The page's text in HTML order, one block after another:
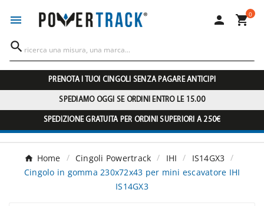
  0

PRENOTA I TUOI CINGOLI SENZA PAGARE ANTICIPI
SPEDIAMO OGGI SE ORDINI ENTRO LE 15.00
SPEDIZIONE GRATUITA PER ORDINI SUPERIORI A 250€
Home Cingoli Powertrack IHI
IS14GX3
Cingolo in gomma 230x72x43 per mini escavatore IHI
IS14GX3